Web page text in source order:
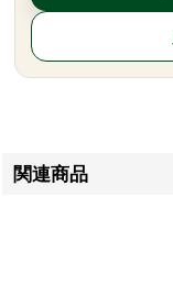
関連商品